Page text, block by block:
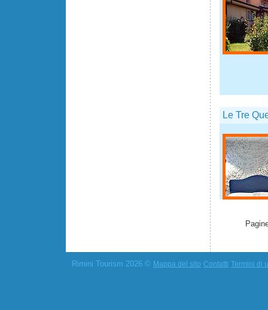
Le Tre
Rimini Tourism 2026 © Mappa del sito Contatti Termini di